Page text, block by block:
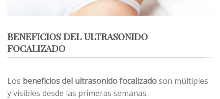
BENEFICIOS DEL ULTRASONIDO
FOCALIZADO
Los beneficios del ultrasonido focalizadoson múltiples
y visibles desde las primeras semanas.